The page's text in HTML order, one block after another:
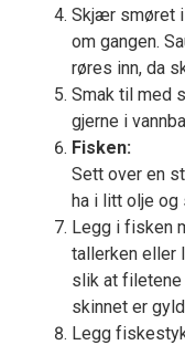
Skjær smøret i
om gangen.
røres inn, da
Smak til med
gjerne i
Fisken:
Sett over en
ha i litt olje og
Legg i fisken
tallerken eller
slik at
skinnet er
Legg